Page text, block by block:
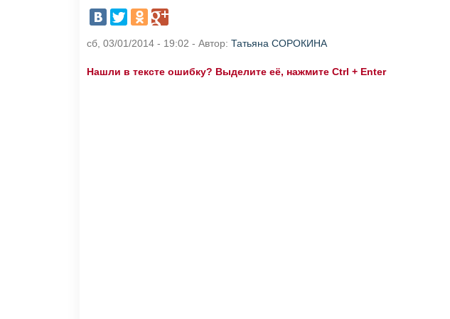
сб, 03/01/2014 - 19:02 - Автор: Татьяна СОРОКИНА
Нашли в тексте ошибку? Выделите её, нажмите Ctrl + Enter